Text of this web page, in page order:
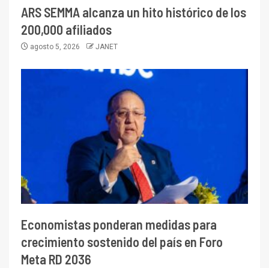
ARS SEMMA alcanza un hito histórico de los
200,000 afiliados
agosto 5, 2026 JANET
Economistas ponderan medidas para
crecimiento sostenido del país en Foro
Meta RD 2036